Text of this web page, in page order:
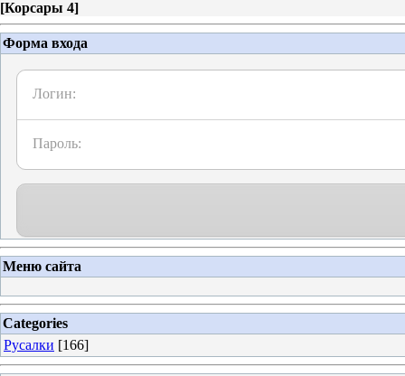
[Корсары 4]
Форма входа
Логин:
Пароль:
Меню сайта
Categories
Русалки [166]